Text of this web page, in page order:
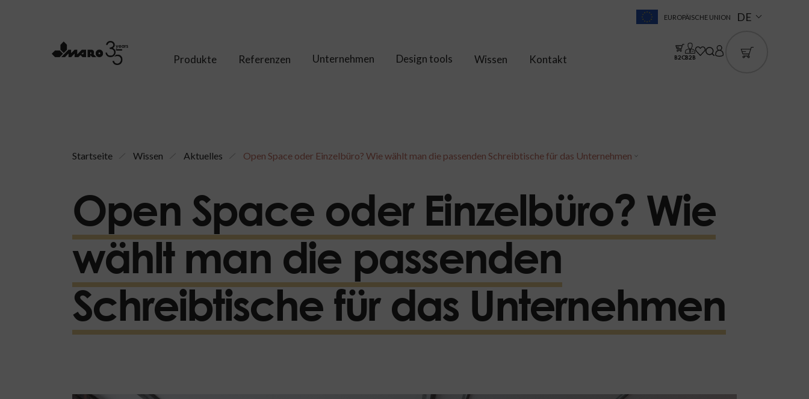
Produkte Referenzen Unternehmen Design tools Wissen Kontakt B2CB2B
EUROPÄISCHE UNION DE
Startseite Wissen Aktuelles Open Space oder Einzelbüro? Wie wählt man die passenden Schreibtische für das Unternehmen
Open Space oder Einzelbüro? Wie
wählt man die passenden
Schreibtische für das Unternehmen